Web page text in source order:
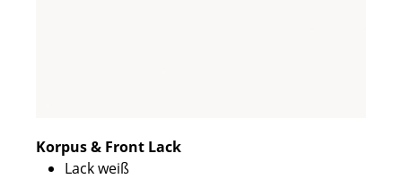
Korpus & Front Lack
Lack weiß